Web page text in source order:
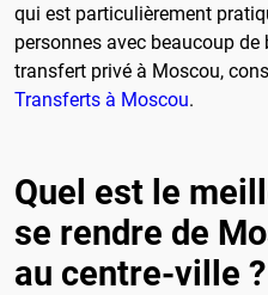
qui est particulièrement
personnes avec beaucoup de
transfert privé à Moscou,
Transferts à Moscou.
Quel est le
se rendre de
au centre-ville ?